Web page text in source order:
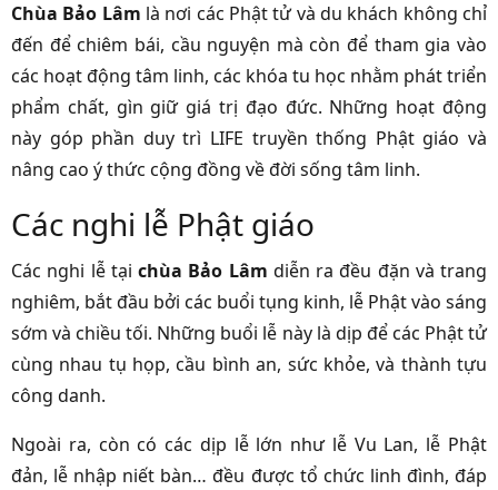
Chùa Bảo Lâm là nơi các Phật tử và du khách không chỉ
đến để chiêm bái, cầu nguyện mà còn để tham gia vào
các hoạt động tâm linh, các khóa tu học nhằm phát triển
phẩm chất, gìn giữ giá trị đạo đức. Những hoạt động
này góp phần duy trì LIFE truyền thống Phật giáo và
nâng cao ý thức cộng đồng về đời sống tâm linh.
Các nghi lễ Phật giáo
Các nghi lễ tại chùa Bảo Lâm diễn ra đều đặn và trang
nghiêm, bắt đầu bởi các buổi tụng kinh, lễ Phật vào sáng
sớm và chiều tối. Những buổi lễ này là dịp để các Phật tử
cùng nhau tụ họp, cầu bình an, sức khỏe, và thành tựu
công danh.
Ngoài ra, còn có các dịp lễ lớn như lễ Vu Lan, lễ Phật
đản, lễ nhập niết bàn… đều được tổ chức linh đình, đáp